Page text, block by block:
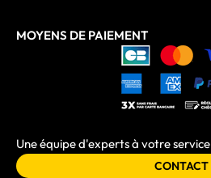
MOYENS DE PAIEMENT
Une équipe d'experts à votre service
CONTACT